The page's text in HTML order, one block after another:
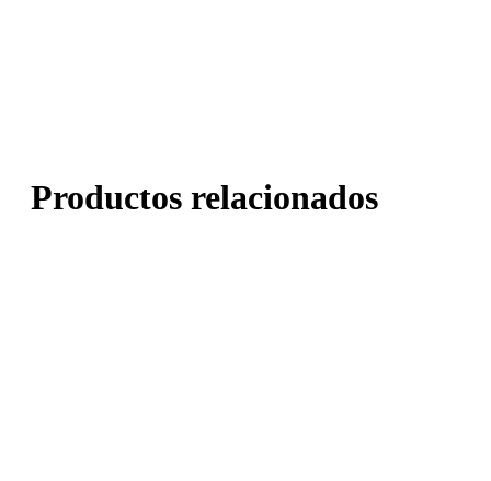
Productos relacionados